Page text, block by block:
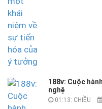
188v: Cuộc
nghệ
01:13: CHIỀU